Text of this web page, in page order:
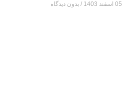
05 اسفند 1403 بدون دیدگاه